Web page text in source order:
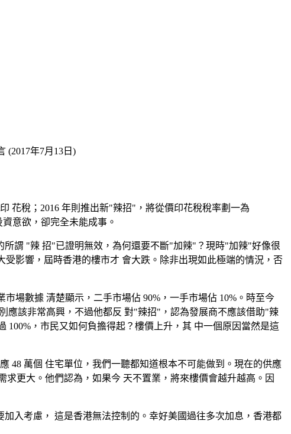
(2017年7月13日)
花稅；2016 年則推出新"辣招"，將從價印花稅稅率劃一為
意欲，卻完全未能成事。
謂 "辣 招"已證明無效，為何還要不斷"加辣"？現時"加辣"好像很
影響，屆時香港的樓市才 會大跌。除非出現如此極端的情況，否
場數據 清楚顯示，二手市場佔 90%，一手市場佔 10%。時至今
應該非常高興，不過他都反 對"辣招"，認為發展商不應該借助"辣
，市民又如何負擔得起？樓價上升，其 中一個原因當然是這
48 萬個 住宅單位，我們一聽都知道根本不可能做到。現在的供應
更大。他們認為，如果今 天不置業，將來樓價會越升越高。因
入考慮， 這是香港無法控制的。幸好美國過往多次加息，香港都